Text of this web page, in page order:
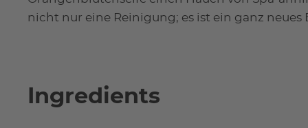
nicht nur eine Reinigung; es ist ein ganz neues
Ingredients